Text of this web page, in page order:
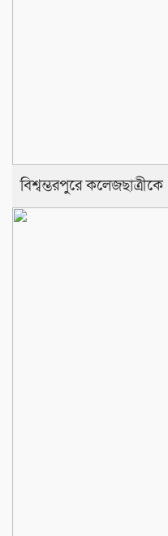
বিশ্বম্ভরপুরে